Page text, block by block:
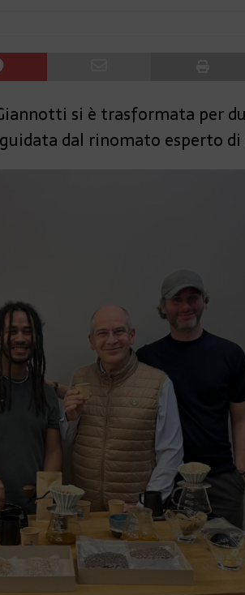
si è trasformata per
dal rinomato esperto